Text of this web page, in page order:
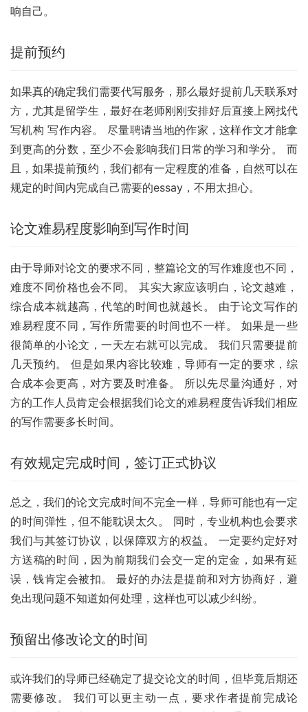
响自己。
提前预约
如果真的确定我们需要代写服务，那么最好提前几天联系对
方，尤其是留学生，最好在老师刚刚安排好后直接上网找代
写机构 写作内容。 尽量聘请当地的作家，这样作文才能拿
到更高的分数，至少不会影响我们日常的学习和学分。 而
且，如果提前预约，我们都有一定程度的准备，自然可以在
规定的时间内完成自己需要的essay，不用太担心。
论文难易程度影响到写作时间
由于导师对论文的要求不同，整篇论文的写作难度也不同，
难度不同价格也会不同。 其实大家应该明白，论文越难，
综合成本就越高，代笔的时间也就越长。 由于论文写作的
难易程度不同，写作所需要的时间也不一样。 如果是一些
很简单的小论文，一天左右就可以完成。 我们只需要提前
几天预约。 但是如果内容比较难，导师有一定的要求，综
合成本会更高，对方要及时准备。 所以先尽量沟通好，对
方的工作人员肯定会根据我们论文的难易程度告诉我们相应
的写作需要多长时间。
有效规定完成时间，签订正式协议
总之，我们的论文完成时间不完全一样，导师可能也有一定
的时间弹性，但不能耽误太久。 同时，专业机构也会要求
我们与其签订协议，以保障双方的权益。 一定要约定好对
方送稿的时间，因为前期我们会交一定的定金，如果有延
误，钱肯定会被扣。 最好的办法是提前和对方协商好，避
免出现问题不知道如何处理，这样也可以减少纠纷。
预留出修改论文的时间
或许我们的导师已经确定了提交论文的时间，但毕竟后期还
需要修改。 我们可以更主动一点，要求作者提前完成论